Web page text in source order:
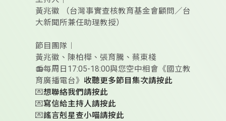
黃兆徽 （台灣事實查核教育基金會顧問／台
大新聞所兼任助理教授）
節目團隊︱
黃兆徽、陳柏樺、張育騰、蔡東棧
📻每周日17:05-18:00與您空中相會《國立教
育廣播電台》 收聽更多節目集次請按此
💌想聯絡我們請按此
💌寫信給主持人請按此
💌謠言剋星查小喵請按此